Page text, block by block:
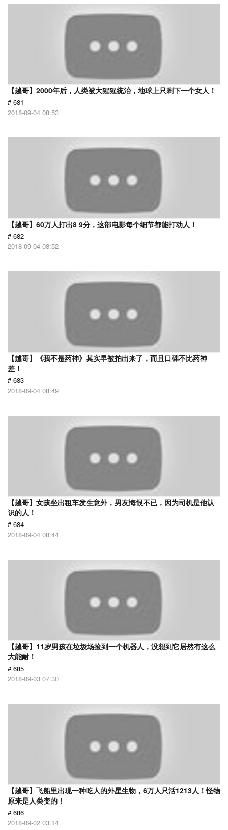
【越哥】2000年后，人类被大猩猩统治，地球上只剩下一个女人！
# 681
2018-09-04 08:53
【越哥】60万人打出8 9分，这部电影每个细节都能打动人！
# 682
2018-09-04 08:52
【越哥】《我不是药神》其实早被拍出来了，而且口碑不比药神
差！
# 683
2018-09-04 08:49
【越哥】女孩坐出租车发生意外，男友悔恨不已，因为司机是他认
识的人！
# 684
2018-09-04 08:44
【越哥】11岁男孩在垃圾场捡到一个机器人，没想到它居然有这么
大能耐！
# 685
2018-09-03 07:30
【越哥】飞船里出现一种吃人的外星生物，6万人只活1213人！怪物
原来是人类变的！
# 686
2018-09-02 03:14